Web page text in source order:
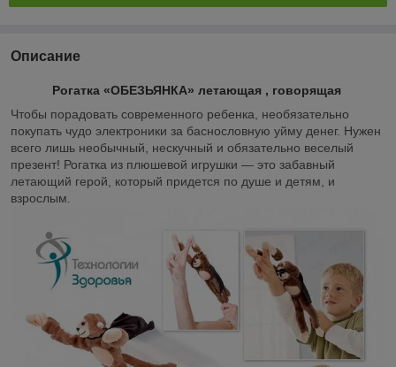
Описание
Рогатка «ОБЕЗЬЯНКА» летающая , говорящая
Чтобы порадовать современного ребенка, необязательно
покупать чудо электроники за баснословную уйму денег. Нужен
всего лишь необычный, нескучный и обязательно веселый
презент! Рогатка из плюшевой игрушки — это забавный
летающий герой, который придется по душе и детям, и
взрослым.